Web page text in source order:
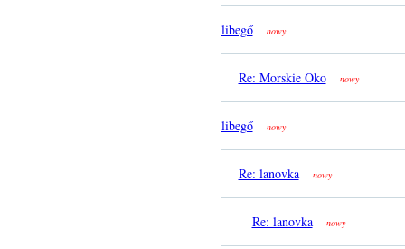
libegő nowy
Re: Morskie Oko nowy
libegő nowy
Re: lanovka nowy
Re: lanovka nowy